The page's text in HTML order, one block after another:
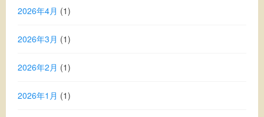
2026年4月 (1)
2026年3月 (1)
2026年2月 (1)
2026年1月 (1)